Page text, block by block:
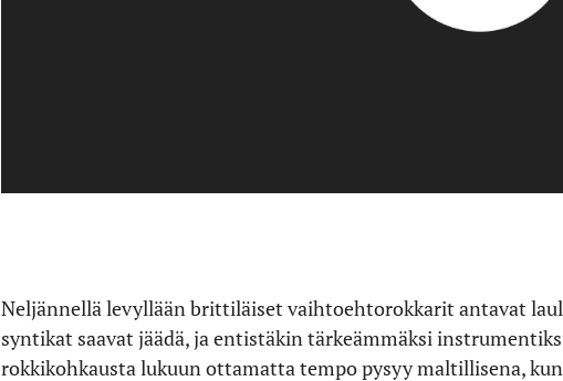
Neljännellä levyllään brittiläiset vaihtoehtorokkarit antavat
syntikat saavat jäädä, ja entistäkin tärkeämmäksi
rokkikohkausta lukuun ottamatta tempo pysyy maltillisena,